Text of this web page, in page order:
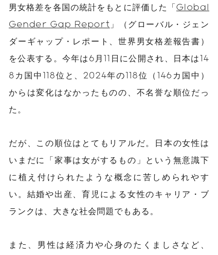
男女格差を各国の統計をもとに評価した「Global
Gender Gap Report 」（グローバル・ジェン
ダーギャップ・レポート、世界男女格差報告書）
を公表する。今年は6月11日に公開され、日本は14
8カ国中118位と、2024年の118位（146カ国中）
からは変化はなかったものの、不名誉な順位だっ
た。
だが、この順位はとてもリアルだ。日本の女性は
いまだに「家事は女がするもの」という無意識下
に植え付けられたような概念に苦しめられやす
い。結婚や出産、育児による女性のキャリア・ブ
ランクは、大きな社会問題でもある。
また、男性は経済力や心身のたくましさなど、